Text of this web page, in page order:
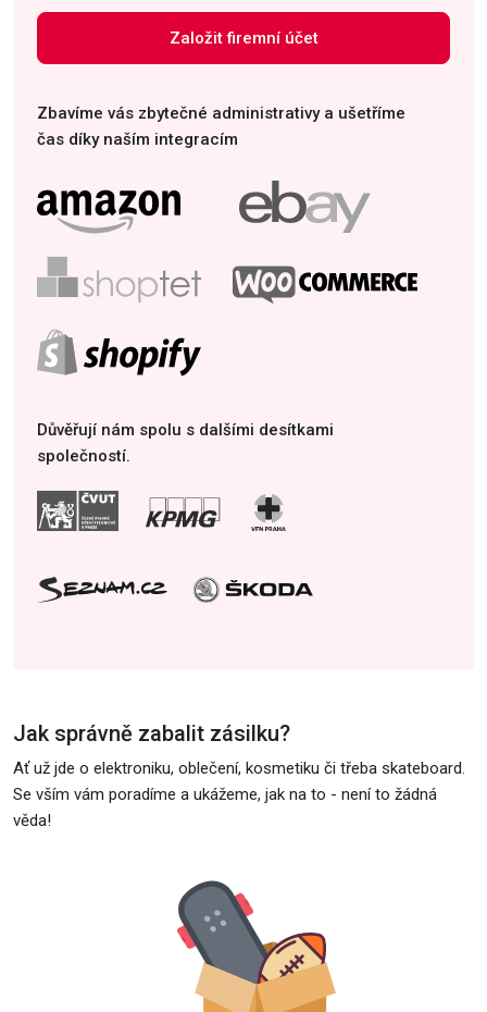
Založit firemní účet
Zbavíme vás zbytečné administrativy a ušetříme
čas díky naším integracím
Důvěřují nám spolu s dalšími desítkami
společností.
Jak správně zabalit zásilku?
Ať už jde o elektroniku, oblečení, kosmetiku či třeba skateboard.
Se vším vám poradíme a ukážeme, jak na to - není to žádná
věda!